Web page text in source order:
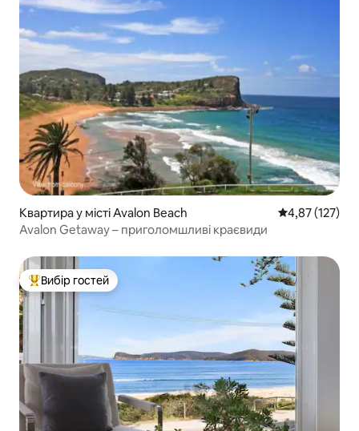
Квартира у місті Avalon Beach Середня
4,87 (127)
Avalon Getaway – приголомшливі краєвиди
Топ вибір гостей
Вибір гостей